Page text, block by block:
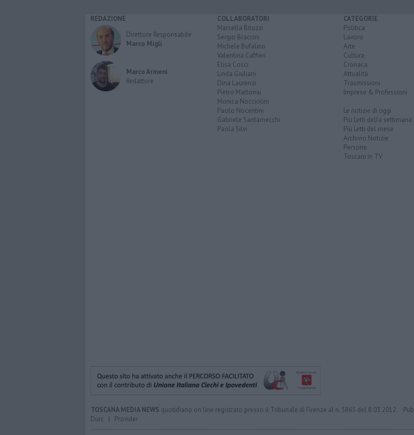
REDAZIONE
Direttore Responsabile
Marco Migli
Marco Armeni
Redattore
COLLABORATORI
Marcella Bitozzi
Sergio Braccini
Michele Bufalino
Valentina Caffieri
Elisa Cosci
Linda Giuliani
Dina Laurenzi
Pietro Mattonai
Monica Nocciolini
Paolo Nocentini
Gabriele Santarnecchi
Paola Silvi
CATEGORIE
Politica
Lavoro
Arte
Cultura
Cronaca
Attualità
Trasmissioni
Imprese & Professioni
Le notizie di oggi
Più Letti della settimana
Più Letti del mese
Archivio Notizie
Persone
Toscani in TV
TOSCANA MEDIA NEWS quotidiano on line registrato presso il Tribunale di Firenze al n. 5865 del 8.03.2012.
Durc | Provider